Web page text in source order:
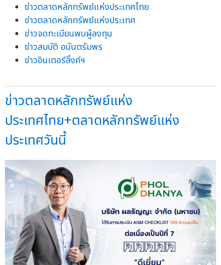
ข่าวตลาดหลักทรัพย์แห่งประเทศไทย
ข่าวตลาดหลักทรัพย์แห่งประเทศ
ข่าวจดทะเบียนพบผู้ลงทุน
ข่าวสมบัติ อนันตรัมพร
ข่าวอินเตอร์ลิ้งค์ฯ
ข่าวตลาดหลักทรัพย์แห่ง
ประเทศไทย+ตลาดหลักทรัพย์แห่ง
ประเทศวันนี้